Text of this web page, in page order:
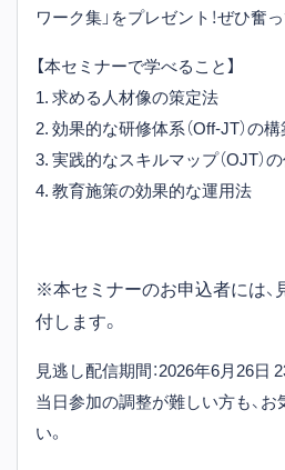
ワーク集」をプレゼント！ぜひ奮
【本セミナーで学べること】
1. 求める人材像の策定法
2. 効果的な研修体系（Off-JT）の
3. 実践的なスキルマップ（OJT）
4. 教育施策の効果的な運用法
※本セミナーのお申込者には、
付します。
見逃し配信期間：2026年6月26日
当日参加の調整が難しい方も、
い。